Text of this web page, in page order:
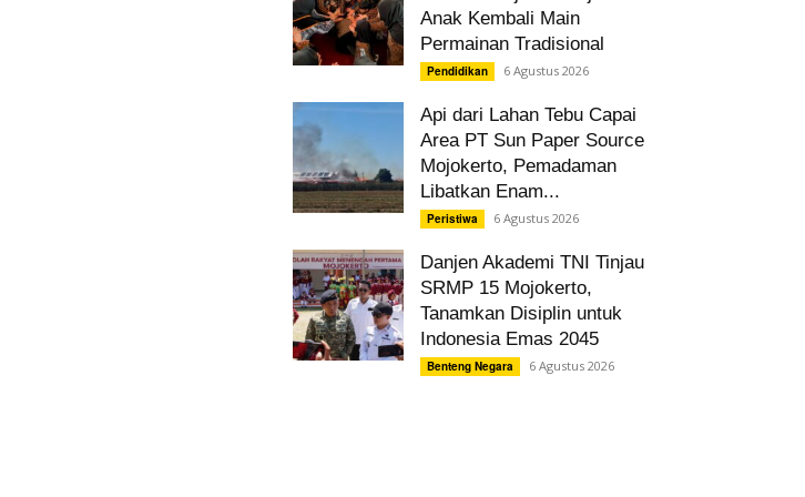
Anak Kembali Main
Permainan Tradisional
Pendidikan 6 Agustus 2026
Api dari Lahan Tebu Capai
Area PT Sun Paper Source
Mojokerto, Pemadaman
Libatkan Enam...
Peristiwa 6 Agustus 2026
Danjen Akademi TNI Tinjau
SRMP 15 Mojokerto,
Tanamkan Disiplin untuk
Indonesia Emas 2045
Benteng Negara 6 Agustus 2026